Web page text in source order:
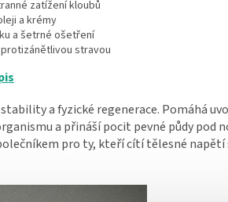
zatížení kloubů
a krémy
a šetrné ošetření
stravou
a fyzické regenerace. Pomáhá
a přináší pocit pevné půdy pod
pro ty, kteří cítí tělesné napětí